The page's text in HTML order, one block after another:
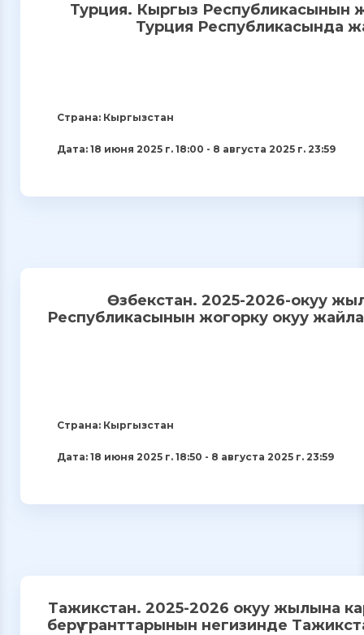
Турция. Кыргыз Республикасынын
Турция Республикасында
Страна: Кыргызстан
Дата: 18 июня 2025 г. 18:00 - 8 августа 2025 г. 23:59
Өзбекстан. 2025-2026-окуу
Республикасынын жогорку окуу
Страна: Кыргызстан
Дата: 18 июня 2025 г. 18:50 - 8 августа 2025 г. 23:59
Тажикстан. 2025-2026 окуу жылына
берүү гранттарынын негизинде